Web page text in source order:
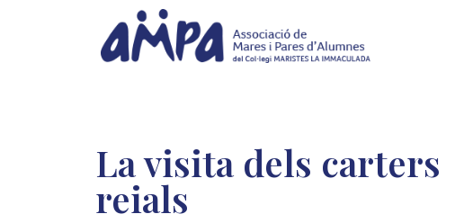
La visita dels carters
reials